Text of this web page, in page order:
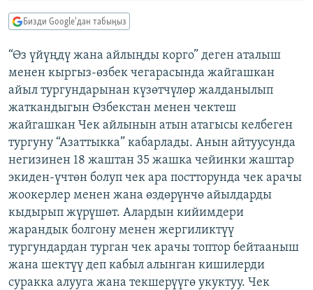
ДАНИСТЕ
АЗАТТЫК+
ЫҢГАЙСЫЗ СУРООЛОР
Русский
ОНЛАЙН ШЕРИНЕ
ЭЕ/АРнун бардык сайттары
Бизди Google'дан табыңыз
“Өз үйүңдү жана айлыңды корго” деген аталыш
менен кыргыз-өзбек чегарасында жайгашкан
айыл тургундарынан күзөтчүлөр жалданылып
жаткандыгын Өзбекстан менен чектеш
жайгашкан Чек айлынын атын атагысы келбеген
тургуну “Азаттыкка” кабарлады. Анын айтуусунда
негизинен 18 жаштан 35 жашка чейинки жаштар
экиден-үчтөн болуп чек ара постторунда чек арачы
жоокерлер менен жана өздөрүнчө айылдарды
кыдырып жүрүшөт. Алардын кийимдери
жарандык болгону менен жергиликтүү
тургундардан турган чек арачы топтор бейтааныш
жана шектүү деп кабыл алынган кишилерди
суракка алууга жана текшерүүгө укуктуу. Чек